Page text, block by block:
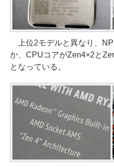
上位2モデルと異なり、
か、CPUコアがZen4×2と
となっている。